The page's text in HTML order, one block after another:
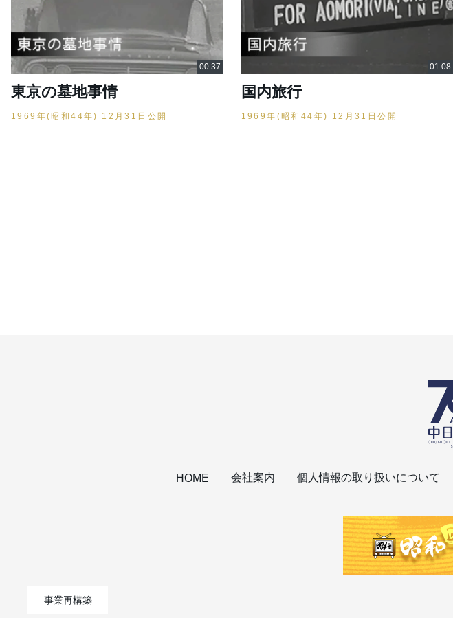
東京の墓地事情
1969年(昭和44年) 12月31日公開
国内旅行
1969年(昭和44年) 12月31日公開
HOME 会社案内 個人情報の取り扱いについて
事業再構築